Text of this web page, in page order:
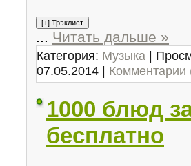
... Читать дальше »
Категория: Музыка |
07.05.2014 | Комментарии
1000 блюд
бесплатно